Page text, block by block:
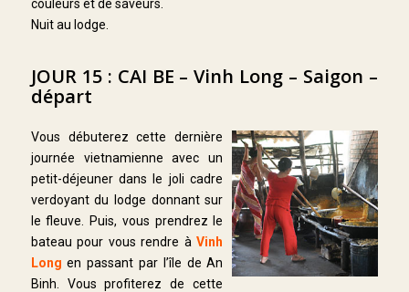
couleurs et de saveurs.
Nuit au lodge.
JOUR 15 : CAI BE – Vinh Long – Saigon –
départ
Vous débuterez cette dernière
journée vietnamienne avec un
petit-déjeuner dans le joli cadre
verdoyant du lodge donnant sur
le fleuve. Puis, vous prendrez le
bateau pour vous rendre à Vinh
Long en passant par l’île de An
Binh. Vous profiterez de cette